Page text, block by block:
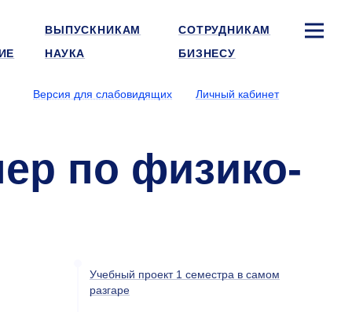
ВЫПУСКНИКАМ
СОТРУДНИКАМ
НАУКА БИЗНЕСУ
Версия для слабовидящих
Личный кабинет
по физико-
Учебный проект 1 семестра в самом
разгаре